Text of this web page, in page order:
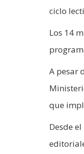
ciclo
Los 14
A pesar
que
Desde